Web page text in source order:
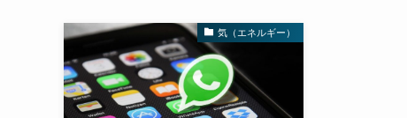
気（エネルギー）